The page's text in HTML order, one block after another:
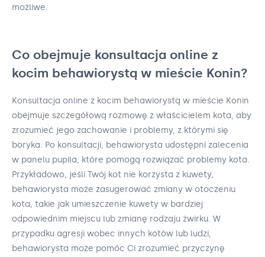
możliwe.
Co obejmuje konsultacja online z
kocim behawiorystą w mieście Konin?
Konsultacja online z kocim behawiorystą w mieście Konin
obejmuje szczegółową rozmowę z właścicielem kota, aby
zrozumieć jego zachowanie i problemy, z którymi się
boryka. Po konsultacji, behawiorysta udostępni zalecenia
w panelu pupila, które pomogą rozwiązać problemy kota.
Przykładowo, jeśli Twój kot nie korzysta z kuwety,
behawiorysta może zasugerować zmiany w otoczeniu
kota, takie jak umieszczenie kuwety w bardziej
odpowiednim miejscu lub zmianę rodzaju żwirku. W
przypadku agresji wobec innych kotów lub ludzi,
behawiorysta może pomóc Ci zrozumieć przyczynę